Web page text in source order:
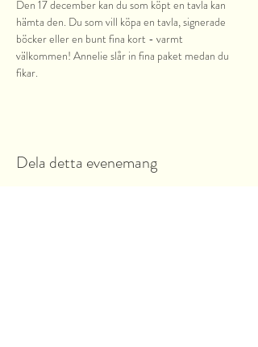
Den 17 december kan du som köpt en tavla kan
hämta den. Du som vill köpa en tavla, signerade
böcker eller en bunt fina kort - varmt
välkommen! Annelie slår in fina paket medan du
fikar.
Dela detta evenemang